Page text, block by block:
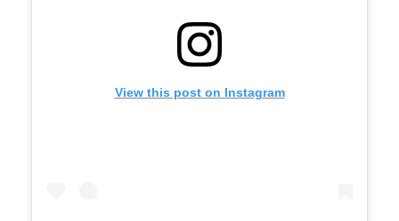
View this post on Instagram